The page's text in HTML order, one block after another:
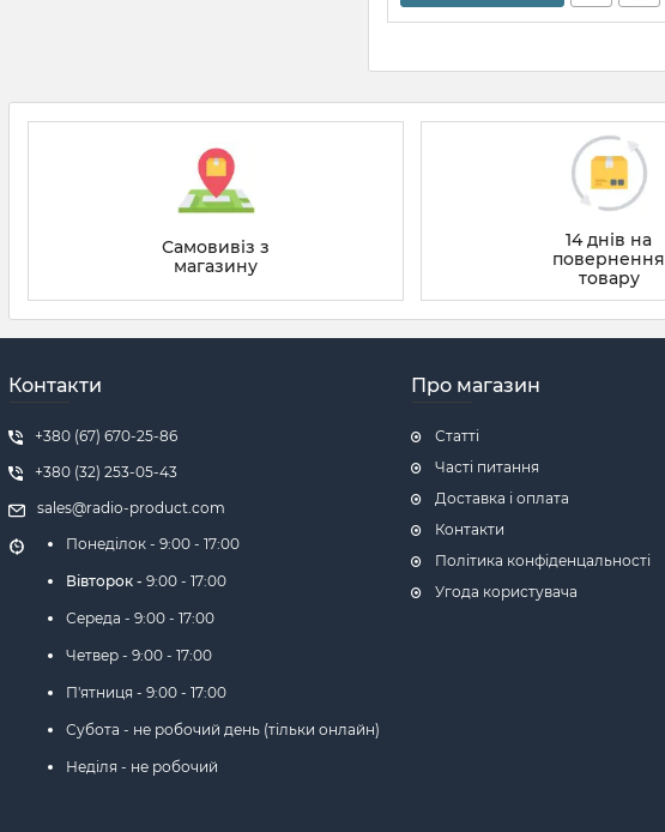
Самовивіз з
магазину
14 днів на
повернення
товару
Контакти
+380 (67) 670-25-86
+380 (32) 253-05-43
sales@radio-product.com
Понеділок - 9:00 - 17:00
Вівторок - 9:00 - 17:00
Середа - 9:00 - 17:00
Четвер - 9:00 - 17:00
П'ятниця - 9:00 - 17:00
Субота - не робочий день (тільки онлайн)
Неділя - не робочий
Про магазин
Статті
Часті питання
Доставка і оплата
Контакти
Політика конфіденцальності
Угода користувача